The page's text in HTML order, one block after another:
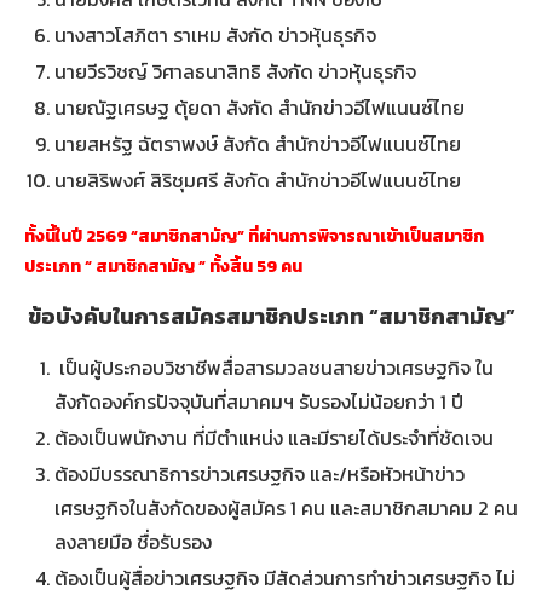
นางสาวโสภิตา ราเหม สังกัด ข่าวหุ้นธุรกิจ
นายวีรวิชญ์ วิศาลธนาสิทธิ สังกัด ข่าวหุ้นธุรกิจ
นายณัฐเศรษฐ ตุ้ยดา สังกัด สำนักข่าวอีไฟแนนซ์ไทย
นายสหรัฐ ฉัตราพงษ์ สังกัด สำนักข่าวอีไฟแนนซ์ไทย
นายสิริพงศ์ สิริชุมศรี สังกัด สำนักข่าวอีไฟแนนซ์ไทย
ทั้งนี้ในปี 2569 “สมาชิกสามัญ” ที่ผ่านการพิจารณาเข้าเป็นสมาชิก
ประเภท “ สมาชิกสามัญ ” ทั้งสิ้น 59 คน
ข้อบังคับในการสมัครสมาชิกประเภท “สมาชิกสามัญ”
เป็นผู้ประกอบวิชาชีพสื่อสารมวลชนสายข่าวเศรษฐกิจ ใน
สังกัดองค์กรปัจจุบันที่สมาคมฯ รับรองไม่น้อยกว่า 1 ปี
ต้องเป็นพนักงาน ที่มีตำแหน่ง และมีรายได้ประจำที่ชัดเจน
ต้องมีบรรณาธิการข่าวเศรษฐกิจ และ/หรือหัวหน้าข่าว
เศรษฐกิจในสังกัดของผู้สมัคร 1 คน และสมาชิกสมาคม 2 คน
ลงลายมือ ชื่อรับรอง
ต้องเป็นผู้สื่อข่าวเศรษฐกิจ มีสัดส่วนการทำข่าวเศรษฐกิจ ไม่